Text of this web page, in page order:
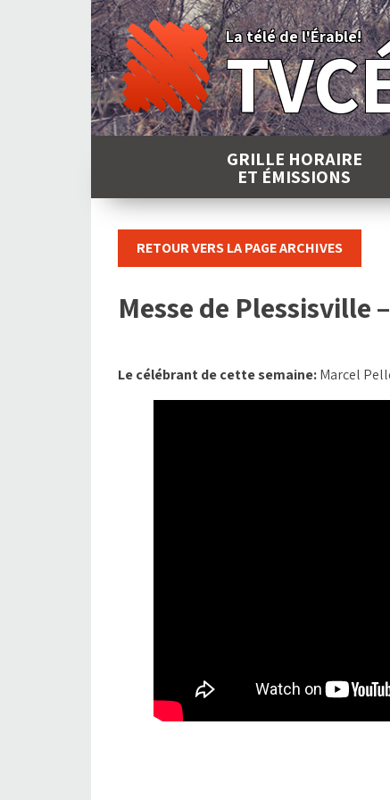
La télé de l'Érable!
GRILLE HORAIRE
ET ÉMISSIONS
RETOUR VERS LA PAGE ARCHIVES
Messe de Plessisville
Le célébrant de cette semaine:Marcel